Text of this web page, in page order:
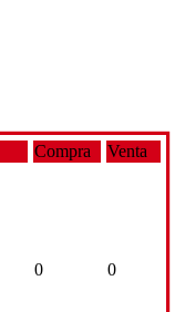
Compra Venta
0 0